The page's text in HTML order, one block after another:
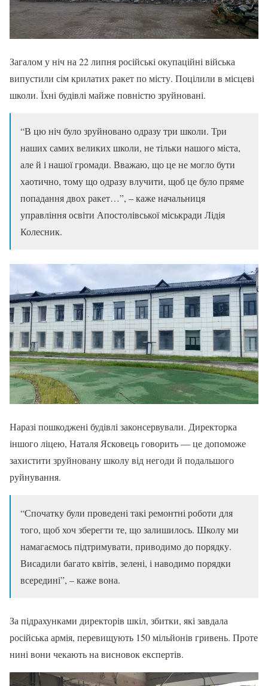
Загалом у ніч на 22 липня російські окупаційні війська
випустили сім крилатих ракет по місту. Поцілили в місцеві
школи. Їхні будівлі майже повністю зруйновані.
“В цю ніч було зруйновано одразу три школи. Три
наших самих великих школи, не тільки нашого міста,
але й і нашої громади. Вважаю, що це не могло бути
хаотично, тому що одразу влучити, щоб це було пряме
попадання двох ракет…”, – каже начальниця
управління освіти Апостолівської міськради Лідія
Колесник.
Наразі пошкоджені будівлі законсервували. Директорка
іншого ліцею, Наталя Ясковець говорить — це допоможе
захистити зруйновану школу від негоди й подальшого
руйнування.
“Спочатку були проведені такі ремонтні роботи для
того, щоб хоч зберегти те, що залишилось. Школу ми
намагаємось підтримувати, приводимо до порядку.
Висадили багато квітів, зелені, і наводимо порядки
всередині”, – каже вона.
За підрахунками директорів шкіл, збитки, які завдала
російська армія, перевищують 150 мільйонів гривень. Проте
нині вони чекають на висновок експертів.